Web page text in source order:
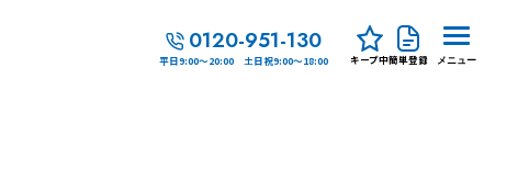
0120-951-130
平日9:00～20:00 土日祝9:00～18:00 キープ中簡単登録 メニュー